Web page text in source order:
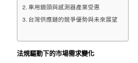
車用鏡頭與感測器產業受惠
台灣供應鏈的競爭優勢與未來展望
法規驅動下的市場需求變化